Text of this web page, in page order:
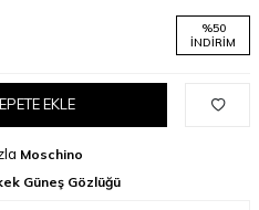
%50
İNDIRIM
EKLE
Moschino
Güneş Gözlüğü